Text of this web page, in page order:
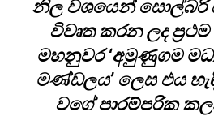
නිල වශයෙන් සොල්බරි
විවෘත කරන ලද
මහනුවර ‘අමුණුගම
මණ්ඩලය’ ලෙස එය
වගේ පාරම්පරික